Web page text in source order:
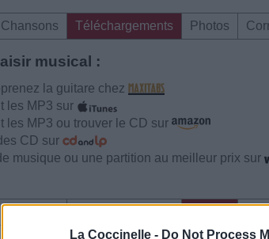
La Coccinelle - Do Not Process
Téléchargements Photos
musical :
la guitare chez
les MP3 sur
les MP3 ou trouver le CD sur
CD sur
musique ou une partition au meilleur prix sur